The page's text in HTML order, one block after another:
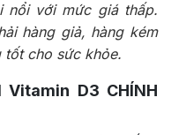
nổi với mức giá thấp.
hàng giả, hàng kém
tốt cho sức khỏe.
D3 CHÍNH